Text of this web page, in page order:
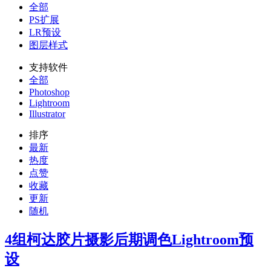
全部
PS扩展
LR预设
图层样式
支持软件
全部
Photoshop
Lightroom
Illustrator
排序
最新
热度
点赞
收藏
更新
随机
4组柯达胶片摄影后期调色Lightroom预
设